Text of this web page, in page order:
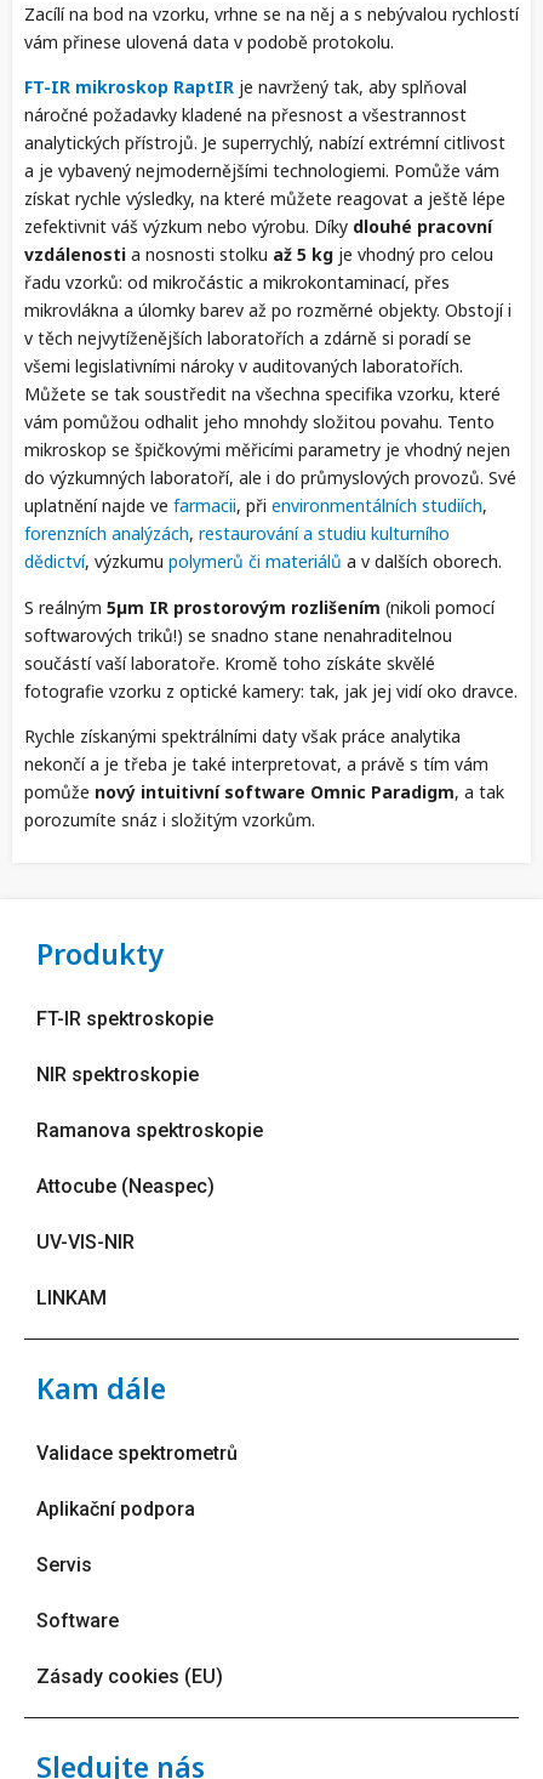
Zacílí na bod na vzorku, vrhne se na něj a s nebývalou rychlostí
vám přinese ulovená data v podobě protokolu.
FT-IR mikroskop RaptIR je navržený tak, aby splňoval
náročné požadavky kladené na přesnost a všestrannost
analytických přístrojů. Je superrychlý, nabízí extrémní citlivost
a je vybavený nejmodernějšími technologiemi. Pomůže vám
získat rychle výsledky, na které můžete reagovat a ještě lépe
zefektivnit váš výzkum nebo výrobu. Díky dlouhé pracovní
vzdálenosti a nosnosti stolku až 5 kg je vhodný pro celou
řadu vzorků: od mikročástic a mikrokontaminací, přes
mikrovlákna a úlomky barev až po rozměrné objekty. Obstojí i
v těch nejvytíženějších laboratořích a zdárně si poradí se
všemi legislativními nároky v auditovaných laboratořích.
Můžete se tak soustředit na všechna specifika vzorku, které
vám pomůžou odhalit jeho mnohdy složitou povahu. Tento
mikroskop se špičkovými měřicími parametry je vhodný nejen
do výzkumných laboratoří, ale i do průmyslových provozů. Své
uplatnění najde ve farmacii, při environmentálních studiích,
forenzních analýzách, restaurování a studiu kulturního
dědictví, výzkumu polymerů či materiálů a v dalších oborech.
S reálným 5µm IR prostorovým rozlišením (nikoli pomocí
softwarových triků!) se snadno stane nenahraditelnou
součástí vaší laboratoře. Kromě toho získáte skvělé
fotografie vzorku z optické kamery: tak, jak jej vidí oko dravce.
Rychle získanými spektrálními daty však práce analytika
nekončí a je třeba je také interpretovat, a právě s tím vám
pomůže nový intuitivní software Omnic Paradigm, a tak
porozumíte snáz i složitým vzorkům.
Produkty
FT-IR spektroskopie
NIR spektroskopie
Ramanova spektroskopie
Attocube (Neaspec)
UV-VIS-NIR
LINKAM
Kam dále
Validace spektrometrů
Aplikační podpora
Servis
Software
Zásady cookies (EU)
Sledujte nás